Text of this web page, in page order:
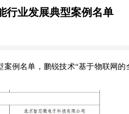
行业发展典型案例名单
例名单，鹏锐技术“基于物联网的